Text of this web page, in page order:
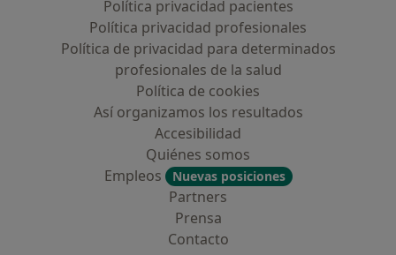
Política privacidad pacientes
Política privacidad profesionales
Política de privacidad para determinados
profesionales de la salud
Política de cookies
Así organizamos los resultados
Accesibilidad
Quiénes somos
Empleos
Nuevas posiciones
Partners
Prensa
Contacto